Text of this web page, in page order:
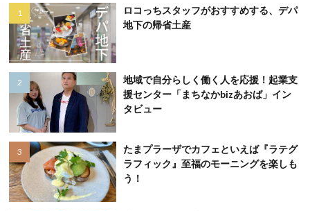
ロコっちスタッフがおすすめする、デパ
地下の帰省土産
地域で自分らしく働く人を応援！起業支
援センター「まちなかbizあおば」イン
タビュー
たまプラーザでカフェといえば『ラテグ
ラフィック』至福のモーニングを楽しも
う！